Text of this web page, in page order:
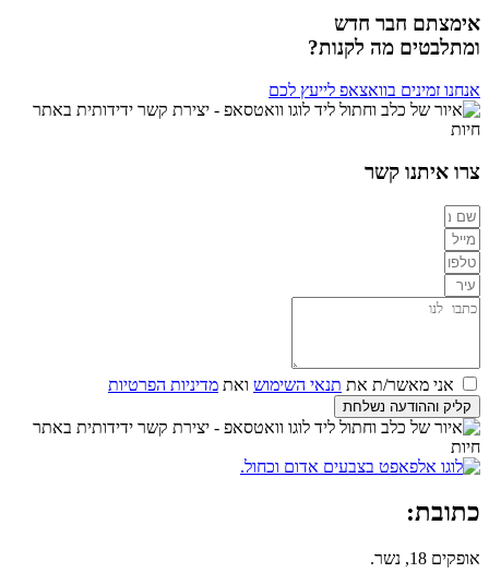
אימצתם חבר חדש
ומתלבטים מה לקנות?
אנחנו זמינים בוואצאפ לייעץ לכם
צרו איתנו קשר
אני מאשר/ת את תנאי השימוש ואת מדיניות הפרטיות
קליק וההודעה נשלחת
כתובת:
אופקים 18, נשר.